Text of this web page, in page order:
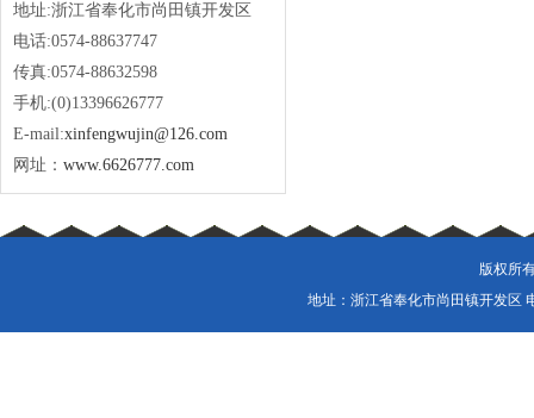
地址:浙江省奉化市尚田镇开发区
电话:0574-88637747
传真:0574-88632598
手机:(0)13396626777
E-mail:xinfengwujin@126.com
网址： www.6626777.com
版权所
地址：浙江省奉化市尚田镇开发区